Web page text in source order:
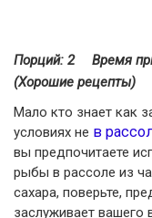
Порций: 2 Время
(Хорошие рецепты)
Мало кто знает как
условиях не в
вы предпочитаете
рыбы в рассоле из
сахара, поверьте,
заслуживает вашего